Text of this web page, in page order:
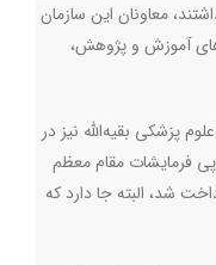
معاونان این سازمان
آموزش و پژوهش،
پزشکی بقیه‌الله نیز در
فرمایشات مقام معظم
شد، البته جا دارد که